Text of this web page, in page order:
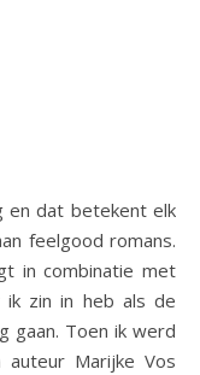
en dat betekent elk
feelgood romans.
in combinatie met
ik zin in heb als de
gaan. Toen ik werd
Marijke Vos